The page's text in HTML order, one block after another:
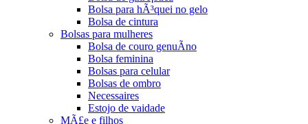
Bolsa para hÃ³quei no gelo
Bolsa de cintura
Bolsas para mulheres
Bolsa de couro genuÃ­no
Bolsa feminina
Bolsas para celular
Bolsas de ombro
Necessaires
Estojo de vaidade
MÃ£e e filhos